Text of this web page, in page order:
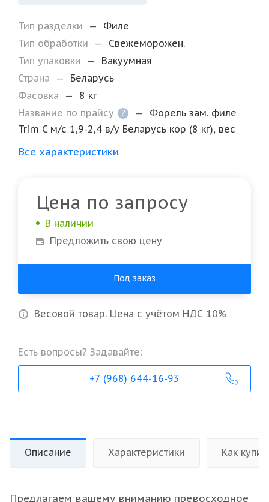
Тип разделки —
Филе
Тип обработки
—
Свежеморожен.
Тип упаковки
—
Вакуумная
Страна
—
Беларусь
Фасовка
—
8 кг
Название по прайсу
? —
Форель зам. филе
Trim C м/с 1,9-2,4 в/у Беларусь кор (8 кг), вес
Все характеристики
Цена по запросу
В наличии
Предложить свою цену
Под заказ
Весовой товар. Цена с учётом НДС 10%
Есть вопросы? Задавайте:
+7 (968) 644-16-93
Описание Характеристики Как
Предлагаем вашему вниманию превосходное